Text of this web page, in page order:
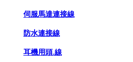
伺服馬達連接線
防水連接線
耳機用頭.線